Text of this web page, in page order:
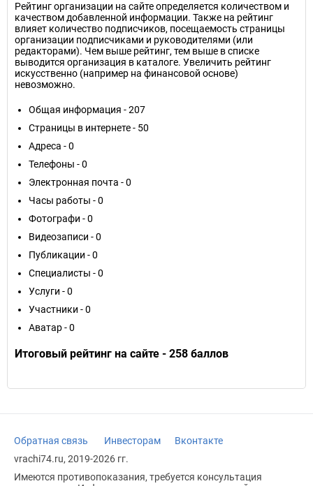
Рейтинг организации на сайте определяется количеством и
качеством добавленной информации. Также на рейтинг
влияет количество подписчиков, посещаемость страницы
организации подписчиками и руководителями (или
редакторами). Чем выше рейтинг, тем выше в списке
выводится организация в каталоге. Увеличить рейтинг
искусственно (например на финансовой основе)
невозможно.
Общая информация - 207
Страницы в интернете - 50
Адреса - 0
Телефоны - 0
Электронная почта - 0
Часы работы - 0
Фотографи - 0
Видеозаписи - 0
Публикации - 0
Специалисты - 0
Услуги - 0
Участники - 0
Аватар - 0
Итоговый рейтинг на сайте - 258 баллов
Обратная связь Инвесторам
Вконтакте
vrachi74.ru, 2019-2026 гг.
Имеются противопоказания, требуется консультация